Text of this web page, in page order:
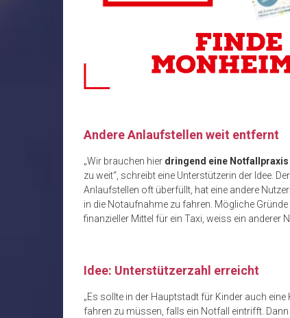
Andere Anlaufstellen weit entfernt
„Wir brauchen hier dringend eine
zu weit“, schreibt eine Unterstützerin der Idee.
Anlaufstellen oft überfüllt, hat eine andere
in die Notaufnahme zu fahren. Mögliche
finanzieller Mittel für ein Taxi, weiss ein anderer
Idee: Unterstützerzahl erreicht
„Es sollte in der Hauptstadt für Kinder auch
fahren zu müssen, falls ein Notfall eintrifft.